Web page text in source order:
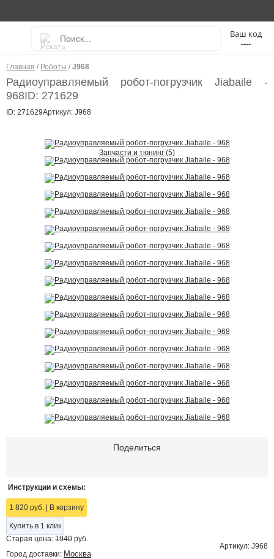
----
Главная / Роботы / J968
Радиоуправляемый робот-погрузчик Jiabaile -
968ID: 271629
ID: 271629Артикул: J968
Запчасти и тюнинг (5)
Поделиться
Инструкции и схемы:
1 820 руб. В корзину
Купить в 1 клик
Старая цена: 1940 руб.
Артикул: J968
Город доставки: Москва